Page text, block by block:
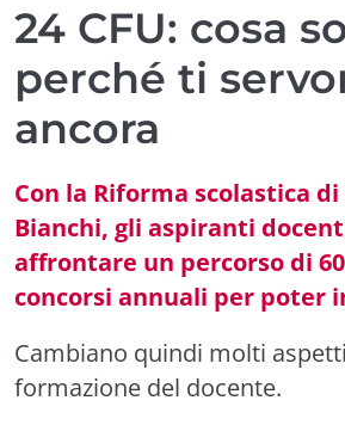
24 CFU: cosa
perché ti
ancora
Con la Riforma scolastica
Bianchi, gli aspiranti
affrontare un percorso di
concorsi annuali per poter
Cambiano quindi molti
formazione del docente.